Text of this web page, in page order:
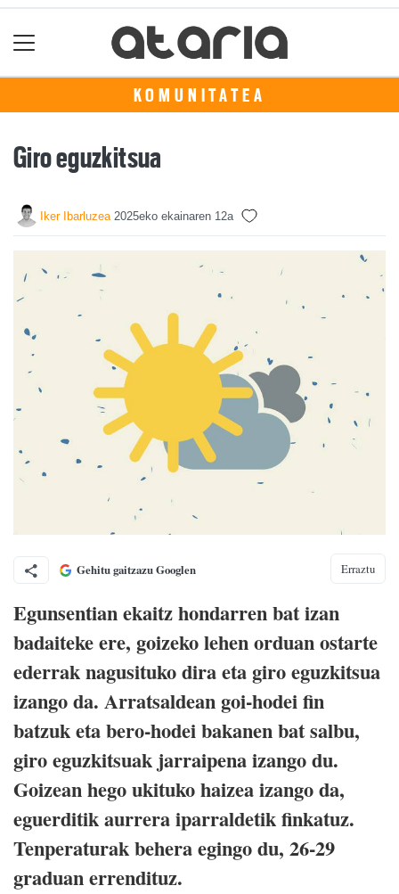
KOMUNITATEA
Giro eguzkitsua
Iker Ibarluzea 2025eko ekainaren 12a
Gehitu gaitzazu Googlen Erraztu
Egunsentian ekaitz hondarren bat izan
badaiteke ere, goizeko lehen orduan ostarte
ederrak nagusituko dira eta giro eguzkitsua
izango da. Arratsaldean goi-hodei fin
batzuk eta bero-hodei bakanen bat salbu,
giro eguzkitsuak jarraipena izango du.
Goizean hego ukituko haizea izango da,
eguerditik aurrera iparraldetik finkatuz.
Tenperaturak behera egingo du, 26-29
graduan errendituz.